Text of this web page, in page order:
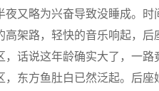
夜又略为兴奋导致没睡成。时
高架路，轻快的音乐响起，
，话说这年龄确实大了，一
，东方鱼肚白已然泛起。后